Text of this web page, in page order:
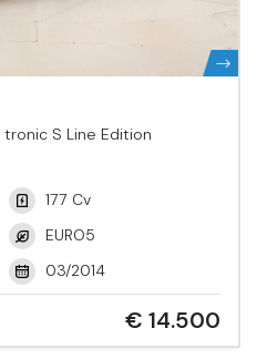
tronic S Line Edition
177 Cv
EURO5
03/2014
€ 14.500